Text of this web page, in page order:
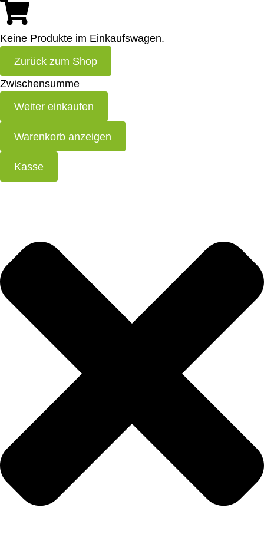
Keine Produkte im Einkaufswagen.
Zurück zum Shop
Zwischensumme
Weiter einkaufen
Warenkorb anzeigen
Kasse